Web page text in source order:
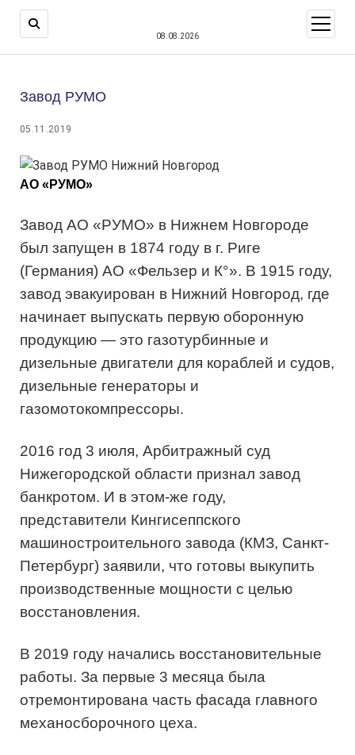
08.08.2026
меню
Завод РУМО
05.11.2019
АО «РУМО»
Завод АО «РУМО» в Нижнем Новгороде
был запущен в 1874 году в г. Риге
(Германия) АО «Фельзер и К°». В 1915 году,
завод эвакуирован в Нижний Новгород, где
начинает выпускать первую оборонную
продукцию — это газотурбинные и
дизельные двигатели для кораблей и судов,
дизельные генераторы и
газомотокомпрессоры.
2016 год 3 июля, Арбитражный суд
Нижегородской области признал завод
банкротом. И в этом-же году,
представители Кингисеппского
машиностроительного завода (КМЗ, Санкт-
Петербург) заявили, что готовы выкупить
производственные мощности с целью
восстановления.
В 2019 году начались восстановительные
работы. За первые 3 месяца была
отремонтирована часть фасада главного
механосборочного цеха.